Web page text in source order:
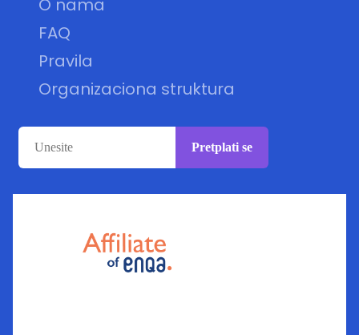
O nama
FAQ
Pravila
Organizaciona struktura
Pretplati se